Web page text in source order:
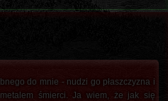
do mnie - nudzi go płaszczyzna i
śmierci. Ja wiem, że jak się